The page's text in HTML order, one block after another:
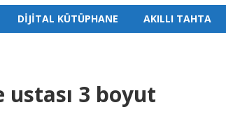
DİJİTAL KÜTÜPHANE AKILLI TAHTA
ustası 3 boyut